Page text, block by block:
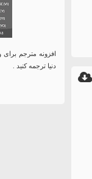
دنیا ترجمه کنید .